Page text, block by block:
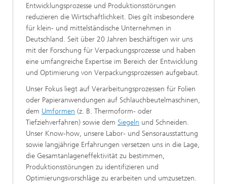
Entwicklungsprozesse und Produktionsstörungen
reduzieren die Wirtschaftlichkeit. Dies gilt insbesondere
für klein- und mittelständische Unternehmen in
Deutschland. Seit über 20 Jahren beschäftigen wir uns
mit der Forschung für Verpackungsprozesse und haben
eine umfangreiche Expertise im Bereich der Entwicklung
und Optimierung von Verpackungsprozessen aufgebaut.
Unser Fokus liegt auf Verarbeitungsprozessen für Folien
oder Papieranwendungen auf Schlauchbeutelmaschinen,
dem Umformen (z. B. Thermoform- oder
Tiefziehverfahren) sowie dem Siegeln und Schneiden.
Unser Know-how, unsere Labor- und Sensorausstattung
sowie langjährige Erfahrungen versetzen uns in die Lage,
die Gesamtanlageneffektivität zu bestimmen,
Produktionsstörungen zu identifizieren und
Optimierungsvorschläge zu erarbeiten und umzusetzen.